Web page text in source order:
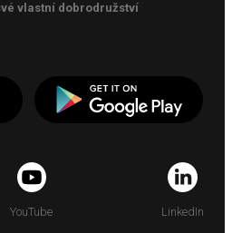
vlastní dobrodružství
YouTube LinkedIn